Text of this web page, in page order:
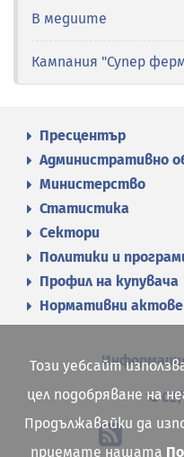
В медиите
Кампания "Супер
Пресцентър
Административно
Министерство
Статистика
Сектори
Политики и
Профил на купувача
Нормативни актове
02/
Този уебсайт
цел подобряване на
Продължавайки да
приемате нашата